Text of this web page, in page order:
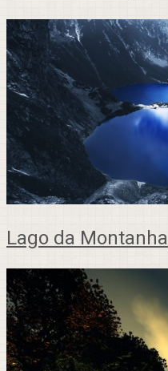
Lago da Montanha